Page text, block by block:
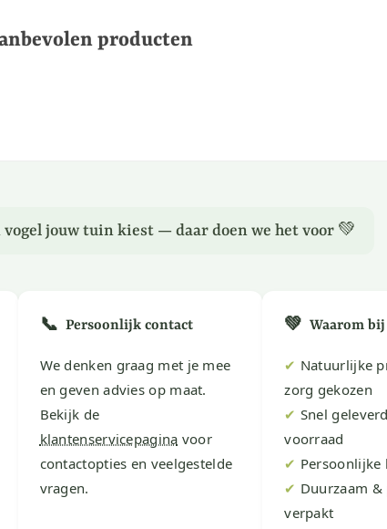
producten
jouw tuin kiest — daar doen we het voor 💚
📞 Persoonlijk contact
We denken graag met je mee
en geven advies op maat.
Bekijk de
klantenservicepagina voor
contactopties en veelgestelde
vragen.
💚 Waarom bij
✔ Natuurlijke
zorg gekozen
✔ Snel
voorraad
✔ Persoonlijke
✔ Duurzaam
verpakt